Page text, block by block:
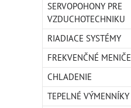
SERVOPOHONY PRE
VZDUCHOTECHNIKU
RIADIACE SYSTÉMY
FREKVENČNÉ MENIČE
CHLADENIE
TEPELNÉ VÝMENNÍKY